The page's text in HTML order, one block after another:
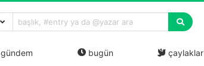
gündem bugün çaylaklar